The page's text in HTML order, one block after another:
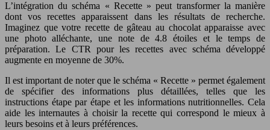
L’intégration du schéma « Recette » peut transformer la manière
dont vos recettes apparaissent dans les résultats de recherche.
Imaginez que votre recette de gâteau au chocolat apparaisse avec
une photo alléchante, une note de 4.8 étoiles et le temps de
préparation. Le CTR pour les recettes avec schéma développé
augmente en moyenne de 30%.
Il est important de noter que le schéma « Recette » permet également
de spécifier des informations plus détaillées, telles que les
instructions étape par étape et les informations nutritionnelles. Cela
aide les internautes à choisir la recette qui correspond le mieux à
leurs besoins et à leurs préférences.